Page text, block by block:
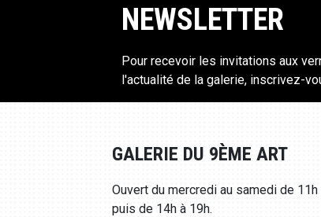
NEWSLETTER
Pour recevoir les invitations aux
l'actualité de la galerie, inscrivez-
GALERIE DU 9ÈME ART
Ouvert du mercredi au samedi de 11h
puis de 14h à 19h.